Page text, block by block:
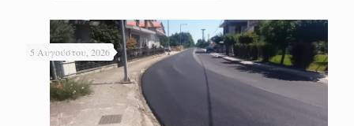
5 Αυγούστου, 2026